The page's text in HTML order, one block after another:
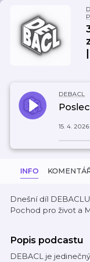
DEBACL
15. 4. 2026
INFO
Dnešní díl
Pochod pro život a
Popis podcastu
DEBACL je